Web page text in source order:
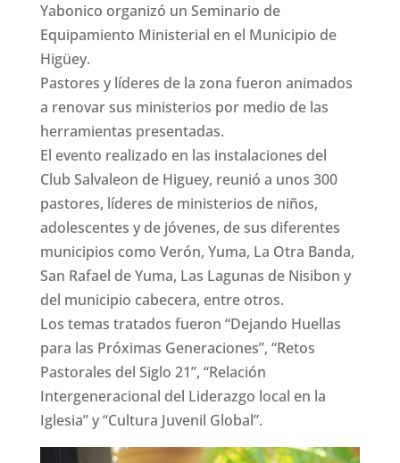
Yabonico organizó un Seminario de
Equipamiento Ministerial en el Municipio de
Higüey.
Pastores y líderes de la zona fueron animados
a renovar sus ministerios por medio de las
herramientas presentadas.
El evento realizado en las instalaciones del
Club Salvaleon de Higuey, reunió a unos 300
pastores, líderes de ministerios de niños,
adolescentes y de jóvenes, de sus diferentes
municipios como Verón, Yuma, La Otra Banda,
San Rafael de Yuma, Las Lagunas de Nisibon y
del municipio cabecera, entre otros.
Los temas tratados fueron “Dejando Huellas
para las Próximas Generaciones”, “Retos
Pastorales del Siglo 21”, “Relación
Intergeneracional del Liderazgo local en la
Iglesia” y “Cultura Juvenil Global”.